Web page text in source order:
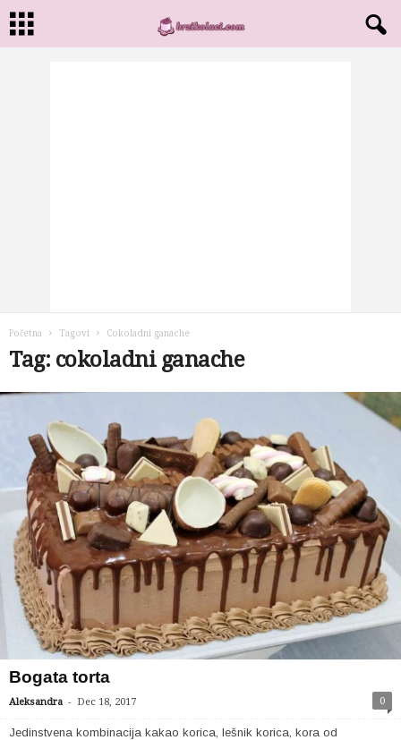
Početna Tagovi Cokoladni ganache
Tag: cokoladni ganache
Bogata torta
Aleksandra - Dec 18, 2017 0
Jedinstvena kombinacija kakao korica, lešnik korica, kora od